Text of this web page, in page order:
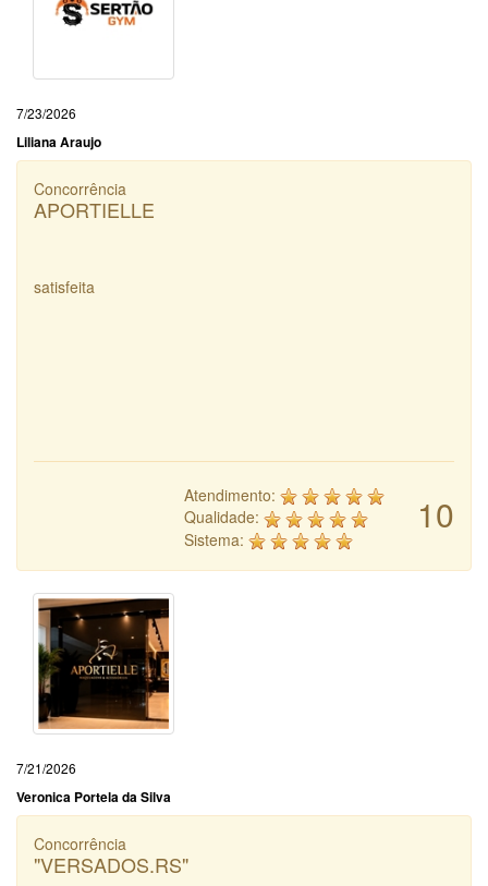
7/23/2026
Liliana Araujo
Concorrência
APORTIELLE
satisfeita
10
Atendimento:
Qualidade:
Sistema:
7/21/2026
Veronica Portela da Silva
Concorrência
"VERSADOS.RS"